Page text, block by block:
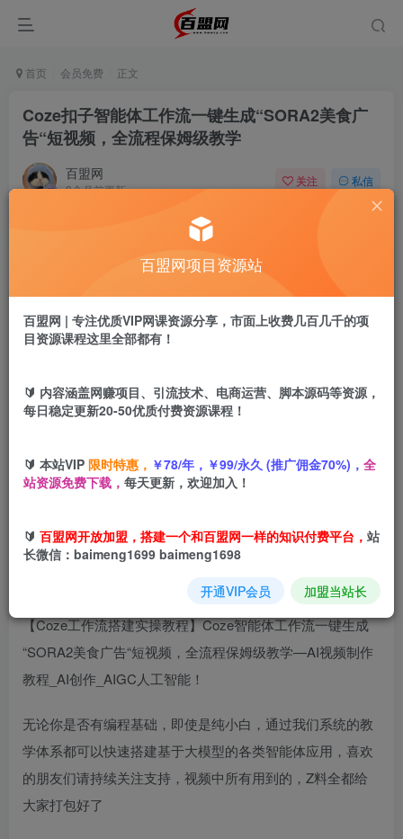
首页 会员免费 正文
Coze扣子智能体工作流一键生成“SORA2美食广
告“短视频，全流程保姆级教学
百盟网
9个月前更新
关注 私信
盟币9.9
立即购买
Coze扣子智能体工作流一键生成“SORA2美食广告“短视
【Coze工作流搭建实操教程】Coze智能体工作流一键生成
“SORA2美食广告“短视频，全流程保姆级教学—AI视频制作
教程_AI创作_AIGC人工智能！
无论你是否有编程基础，即使是纯小白，通过我们系统的教
学体系都可以快速搭建基于大模型的各类智能体应用，喜欢
的朋友们请持续关注支持，视频中所有用到的，Z料全都给
大家打包好了
百盟网项目资源站
百盟网 | 专注优质VIP网课资源分享，市面上收费几百几千的项
目资源课程这里全部都有！
🔰 内容涵盖网赚项目、引流技术、电商运营、脚本源码等资源，
每日稳定更新20-50优质付费资源课程！
🔰 本站VIP 限时特惠， ￥78/年，￥99/永久 (推广佣金70%)， 全
站资源免费下载， 每天更新，欢迎加入！
🔰 百盟网开放加盟，搭建一个和百盟网一样的知识付费平台， 站
长微信：baimeng1699 baimeng1698
开通VIP会员 加盟当站长